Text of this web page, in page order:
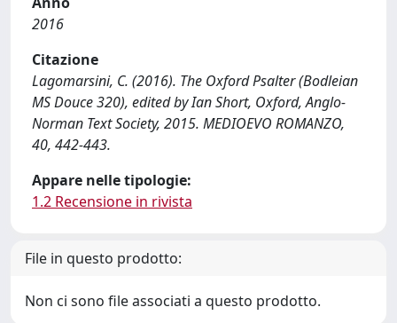
2016
Citazione
Lagomarsini, C. (2016). The Oxford Psalter (Bodleian
MS Douce 320), edited by Ian Short, Oxford, Anglo-
Norman Text Society, 2015. MEDIOEVO ROMANZO,
40, 442-443.
Appare nelle tipologie:
1.2 Recensione in rivista
File in questo prodotto:
Non ci sono file associati a questo prodotto.